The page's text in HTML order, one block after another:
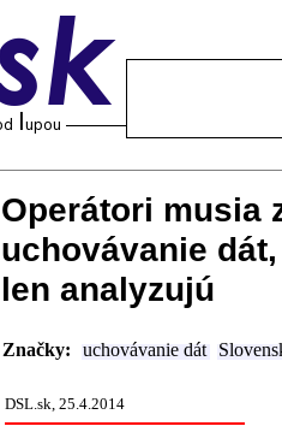
Operátori musia
uchovávanie
len analyzujú
Značky: uchovávanie dát
DSL.sk, 25.4.2014